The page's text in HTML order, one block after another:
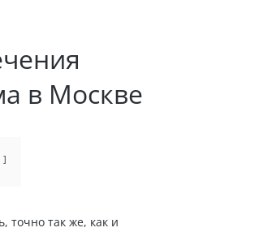
в Москве
точно так же, как и